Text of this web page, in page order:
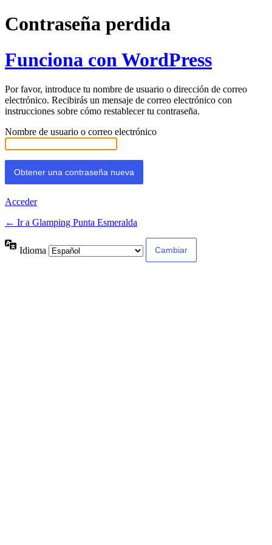
Contraseña perdida
Funciona con WordPress
Por favor, introduce tu nombre de usuario o dirección de correo
electrónico. Recibirás un mensaje de correo electrónico con
instrucciones sobre cómo restablecer tu contraseña.
Nombre de usuario o correo electrónico
Acceder
← Ir a Glamping Punta Esmeralda
Idioma